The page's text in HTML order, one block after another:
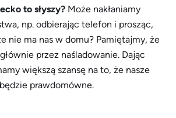
to słyszy? Może nakłaniamy
np. odbierając telefon i prosząc,
nie ma nas w domu? Pamiętajmy, że
przez naśladowanie. Dając
większą szansę na to, że nasze
prawdomówne.